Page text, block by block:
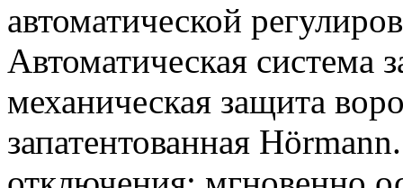
автоматической
Автоматическая система
механическая защита
запатентованная